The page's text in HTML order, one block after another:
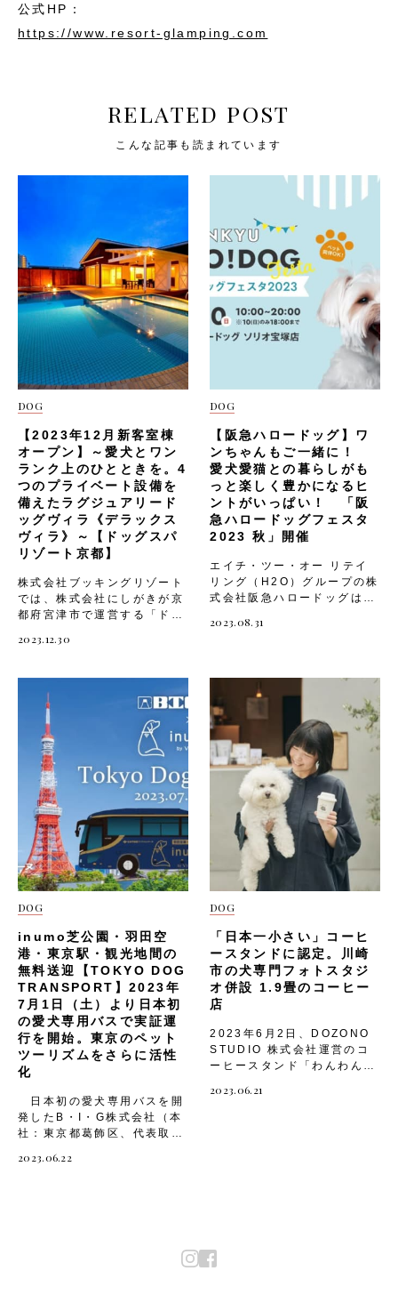
公式HP：
https://www.resort-glamping.com
RELATED POST
こんな記事も読まれています
DOG
【2023年12月新客室棟
オープン】～愛犬とワン
ランク上のひとときを。4
つのプライベート設備を
備えたラグジュアリード
ッグヴィラ《デラックス
ヴィラ》～【ドッグスパ
リゾート京都】
株式会社ブッキングリゾート
では、株式会社にしがきが京
都府宮津市で運営する「ドッ
室「デラックスヴィラ」の予
https://www.private-
dogresort.com/ ◆ドッグス
パリゾート京都とは 大阪か
ら2時間半、自然豊かな京
都・天橋立エリアに位置する
愛犬同伴専用のプライベート
ヴィラ。客室内温泉にプライ
ベートプール・ドッグプー
ル、広々としたドッグランを
配した非日常空間。すぐ側に
は美しい日本海が広がってお
り、愛犬とのお散歩もお楽し
みいただけます。 ◆新客室棟
「デラックスヴィラ」
◆「デラックスヴィラ」概要
名称 ：デラック
スヴィラ部屋数 ：
1棟オープン日 ：2023
年12月25日室内面
積 ：約120㎡定員人
数 ：2～8名ドッグラ
ン面積 ：約130㎡屋内設
備 ：シングルベッド
2台、布団6組、テレビ、冷蔵
庫、電子レンジ、エアコンな
どアメニティ ：フェイ
スタオル、バスタオル、シャ
ンプー、トリートメント、ボ
ディソープ、歯ブラシ、パジ
ャマ、スリッパ、クレンジン
グ、化粧水、乳液、ヘアブラ
ゃんと離れることなくお食事
2023.12.30
DOG
【阪急ハロードッグ】ワ
ンちゃんもご一緒に！
愛犬愛猫との暮らしがも
っと楽しく豊かになるヒ
ントがいっぱい！ 「阪
急ハロードッグフェスタ
2023 秋」開催
エイチ・ツー・オー リテイ
リング（H2O）グループの株
式会社阪急ハロードッグは、
10日（日）の3日間、「阪急
ェスタ 2023 秋」を開催し
ます。特設サイト：
https://hankyu-
hellodog.com/lp/2309/ 過
去最大規模！ ２会場を使っ
てのパワーアップ開催 複合
施設「ソリオ宝塚」1階の同
店内では、ウエアやフードな
どの人気ブランドや注目のブ
ランドが限定で数多く出店し
ます。また加えて9日
（土）・10日（日）は階下の
グランドフロアでもイベント
やマルシェが行われるなど、
さんの３日間です。 毎回大
人気！ 写真家杉本奈々重さ
んのフォトセッション 「犬
と人とのつながり」をテーマ
にした美しい写真に定評があ
る写真家、杉本奈々重さんの
撮影会です。今回は秋を思わ
せる「Violet-紫-」のセット
で愛くるしい表情を引き出し
ていただきます。 ◎9月8日
午前10時30分～午後5時30
初開催。アクリル画、チョー
クアート、ペン画などお好み
2023.08.31
DOG
inumo芝公園・羽田空
港・東京駅・観光地間の
無料送迎【TOKYO DOG
TRANSPORT】2023年
7月1日（土）より日本初
の愛犬専用バスで実証運
行を開始。東京のペット
ツーリズムをさらに活性
化
日本初の愛犬専用バスを開
発したB・I・G株式会社（本
社：東京都葛飾区、代表取締
G）と、愛犬のためのフルサ
社：東京都新宿区、代表取締
2023.06.22
DOG
「日本一小さい」コーヒ
ースタンドに認定。川崎
市の犬専門フォトスタジ
オ併設 1.9畳のコーヒー
店
2023年6月2日、DOZONO
STUDIO 株式会社運営のコ
ーヒースタンド「わんわん
が、UA-JAPAN
https://www.instagram.co
2023.06.21